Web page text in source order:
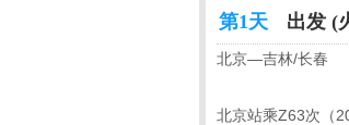
第1天 出发 (
北京—吉林/长春
北京站乘Z63次（